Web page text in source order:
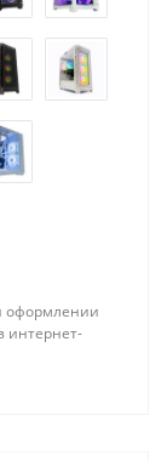
оформлении
интернет-